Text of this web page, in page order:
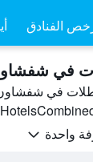
الفنادق
في
في